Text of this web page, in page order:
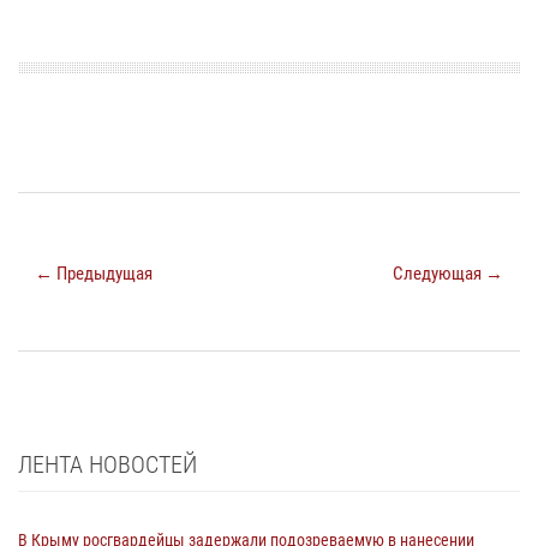
← Предыдущая Следующая →
ЛЕНТА НОВОСТЕЙ
В Крыму росгвардейцы задержали подозреваемую в нанесении